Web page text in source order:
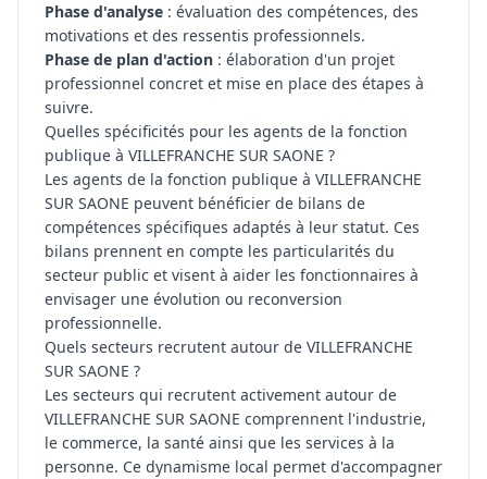
Phase d'analyse : évaluation des compétences, des
motivations et des ressentis professionnels.
Phase de plan d'action : élaboration d'un projet
professionnel concret et mise en place des étapes à
suivre.
Quelles spécificités pour les agents de la fonction
publique à VILLEFRANCHE SUR SAONE ?
Les agents de la fonction publique à VILLEFRANCHE
SUR SAONE peuvent bénéficier de bilans de
compétences spécifiques adaptés à leur statut. Ces
bilans prennent en compte les particularités du
secteur public et visent à aider les fonctionnaires à
envisager une évolution ou reconversion
professionnelle.
Quels secteurs recrutent autour de VILLEFRANCHE
SUR SAONE ?
Les secteurs qui recrutent activement autour de
VILLEFRANCHE SUR SAONE comprennent l'industrie,
le commerce, la santé ainsi que les services à la
personne. Ce dynamisme local permet d'accompagner